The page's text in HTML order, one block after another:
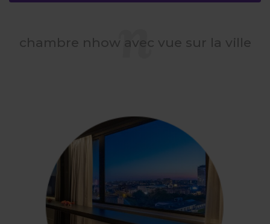
chambre nhow avec vue sur la ville